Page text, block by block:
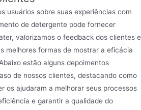
usuários sobre suas experiências com
de detergente pode fornecer
valorizamos o feedback dos clientes e
melhores formas de mostrar a eficácia
estão alguns depoimentos
de nossos clientes, destacando como
os ajudaram a melhorar seus processos
e garantir a qualidade do